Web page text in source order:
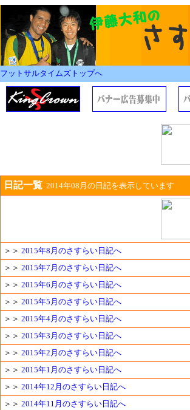
フットサルタイムズトップへ
日記一覧 2014年08月の日記を表示しています
＞＞ 2015年8月のさすらい日記へ
＞＞ 2015年7月のさすらい日記へ
＞＞ 2015年6月のさすらい日記へ
＞＞ 2015年5月のさすらい日記へ
＞＞ 2015年4月のさすらい日記へ
＞＞ 2015年3月のさすらい日記へ
＞＞ 2015年2月のさすらい日記へ
＞＞ 2015年1月のさすらい日記へ
＞＞ 2014年12月のさすらい日記へ
＞＞ 2014年11月のさすらい日記へ